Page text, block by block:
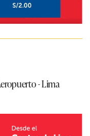
- Lima